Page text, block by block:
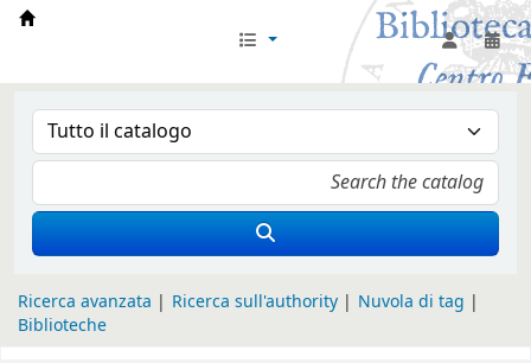
Biblioteca Iglesia Nacional Española en
Ricerca avanzata Ricerca sull'authority
Nuvola di tag
Biblioteche